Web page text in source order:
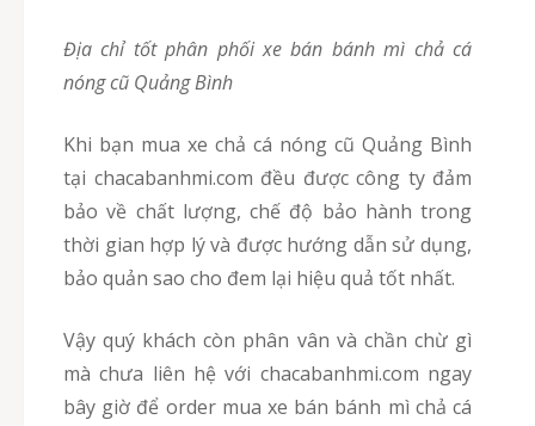
Địa chỉ tốt phân phối xe bán bánh mì chả cá
nóng cũ Quảng Bình
Khi bạn mua xe chả cá nóng cũ Quảng Bình
tại chacabanhmi.com đều được công ty đảm
bảo về chất lượng, chế độ bảo hành trong
thời gian hợp lý và được hướng dẫn sử dụng,
bảo quản sao cho đem lại hiệu quả tốt nhất.
Vậy quý khách còn phân vân và chần chừ gì
mà chưa liên hệ với chacabanhmi.com ngay
bây giờ để order mua xe bán bánh mì chả cá